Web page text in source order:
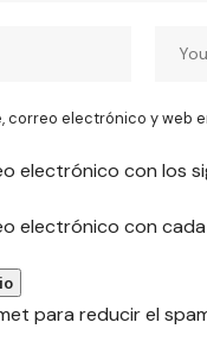
correo electrónico y web
electrónico con los
electrónico con
para reducir el